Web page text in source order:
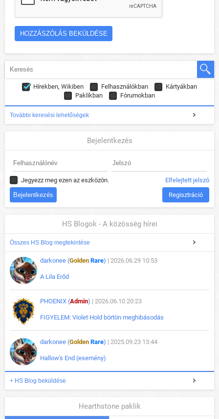
Hírekben, Wikiben Felhasználókban
Kártyákban
Paklikban
Fórumokban
További keresési lehetőségek
Bejelentkezés
Jegyezz meg ezen az eszközön. Elfelejtett jelszó
Regisztráció
HS Blogok - A közösség hírei
Összes HS Blog megtekintése
darkonee (Golden Rare) | 2026.06.29 10:53
A Lila Erőd
PHOENIX (Admin) | 2026.06.10 20:23
FIGYELEM: Violet Hold börtön meghibásodás
darkonee (Golden Rare) | 2025.09.23 13:44
Hallow's End (esemény)
+ HS Blog beküldése
Hearthstone paklik